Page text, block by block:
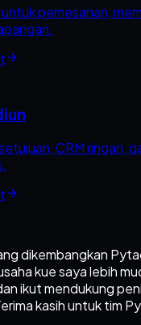
pemesanan,
CRM ringan,
dikembangkan
kue saya lebih
ikut mendukung
kasih untuk tim